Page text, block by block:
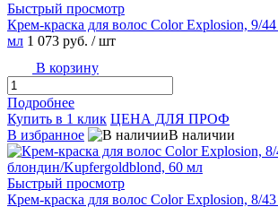
Быстрый просмотр
Крем-краска для волос Color Explosion, 9/
мл 1 073 руб. / шт
В корзину
Подробнее
Купить в 1 клик ЦЕНА ДЛЯ ПРОФ
В избранное
В наличии
Быстрый просмотр
Крем-краска для волос Color Explosion, 8/